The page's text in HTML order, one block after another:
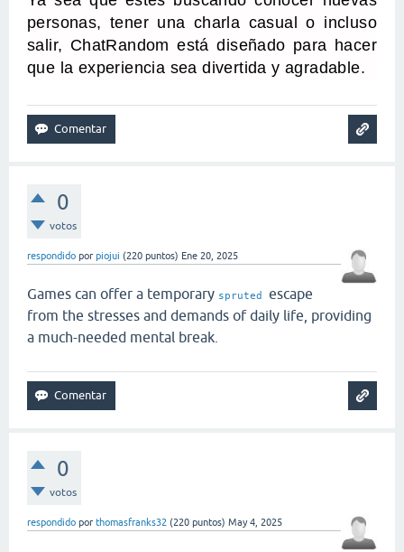
personas, tener una charla casual o incluso
salir, ChatRandom está diseñado para hacer
que la experiencia sea divertida y agradable.
0
votos
respondido por piojui (220 puntos) Ene 20, 2025
Games can offer a temporary spruted
escape
from the stresses and demands of daily life, providing
a much-needed mental break.
0
votos
respondido por thomasfranks32 (220 puntos) May 4, 2025